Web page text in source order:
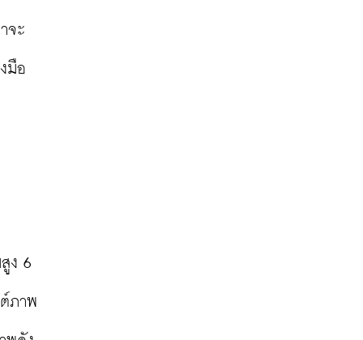
จะ
มือ
ง 6
ภาพ